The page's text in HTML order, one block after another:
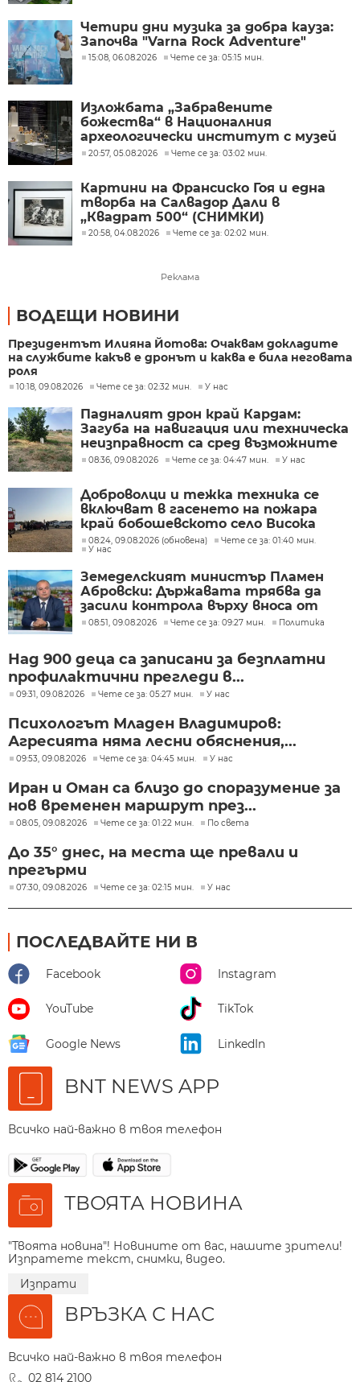
Четири дни музика за добра кауза:
Започва "Varna Rock Adventure"
15:08, 06.08.2026 Чете се за: 05:15 мин.
Изложбата „Забравените
божества“ в Националния
археологически институт с музей
при БАН
20:57, 05.08.2026 Чете се за: 03:02 мин.
Картини на Франсиско Гоя и една
творба на Салвадор Дали в
„Квадрат 500“ (СНИМКИ)
20:58, 04.08.2026 Чете се за: 02:02 мин.
Реклама
ВОДЕЩИ НОВИНИ
Президентът Илияна Йотова: Очаквам докладите
на службите какъв е дронът и каква е била неговата
роля
10:18, 09.08.2026 Чете се за: 02:32 мин. У нас
Падналият дрон край Кардам:
Загуба на навигация или техническа
неизправност са сред възможните
причини
08:36, 09.08.2026 Чете се за: 04:47 мин. У нас
Доброволци и тежка техника се
включват в гасенето на пожара
край бобошевското село Висока
могила
08:24, 09.08.2026 (обновена)
Чете се за: 01:40 мин.
У нас
Земеделският министър Пламен
Абровски: Държавата трябва да
засили контрола върху вноса от
трети страни
08:51, 09.08.2026 Чете се за: 09:27 мин. Политика
Над 900 деца са записани за безплатни
профилактични прегледи в...
09:31, 09.08.2026 Чете се за: 05:27 мин. У нас
Психологът Младен Владимиров:
Агресията няма лесни обяснения,...
09:53, 09.08.2026 Чете се за: 04:45 мин. У нас
Иран и Оман са близо до споразумение за
нов временен маршрут през...
08:05, 09.08.2026 Чете се за: 01:22 мин. По света
До 35° днес, на места ще превали и
прегърми
07:30, 09.08.2026 Чете се за: 02:15 мин. У нас
ПОСЛЕДВАЙТЕ НИ В
Facebook Instagram
YouTube TikTok
Google News LinkedIn
BNT NEWS APP
Всичко най-важно в твоя телефон
ТВОЯТА НОВИНА
"Твоята новина"! Новините от вас, нашите зрители!
Изпратете текст, снимки, видео.
Изпрати
ВРЪЗКА С НАС
Всичко най-важно в твоя телефон
02 814 2100